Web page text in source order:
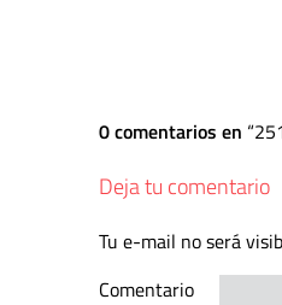
0 comentarios en
Deja tu comentario
Tu e-mail no será
Comentario